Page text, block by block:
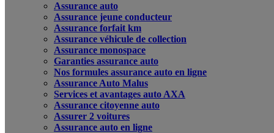
Assurance auto
Assurance jeune conducteur
Assurance forfait km
Assurance véhicule de collection
Assurance monospace
Garanties assurance auto
Nos formules assurance auto en ligne
Assurance Auto Malus
Services et avantages auto AXA
Assurance citoyenne auto
Assurer 2 voitures
Assurance auto en ligne